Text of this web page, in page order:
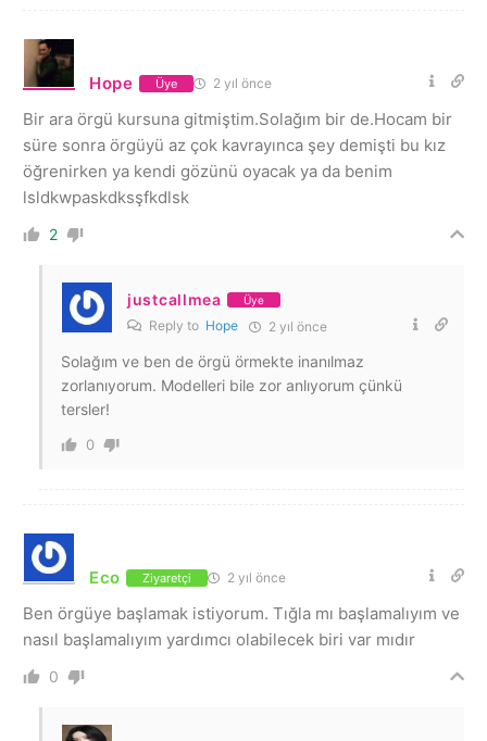
Hope Üye 2 yıl önce
Bir ara örgü kursuna gitmiştim.Solağım bir de.Hocam bir
süre sonra örgüyü az çok kavrayınca şey demişti bu kız
öğrenirken ya kendi gözünü oyacak ya da benim
lsldkwpaskdksşfkdlsk
2
justcallmea Üye
Reply to Hope 2 yıl önce
Solağım ve ben de örgü örmekte inanılmaz
zorlanıyorum. Modelleri bile zor anlıyorum çünkü
tersler!
0
Eco Ziyaretçi 2 yıl önce
Ben örgüye başlamak istiyorum. Tığla mı başlamalıyım ve
nasıl başlamalıyım yardımcı olabilecek biri var mıdır
0